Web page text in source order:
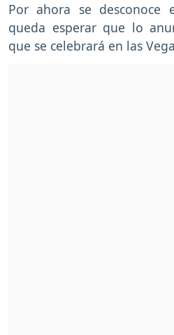
Por ahora se
queda esperar que lo
que se celebrará en las